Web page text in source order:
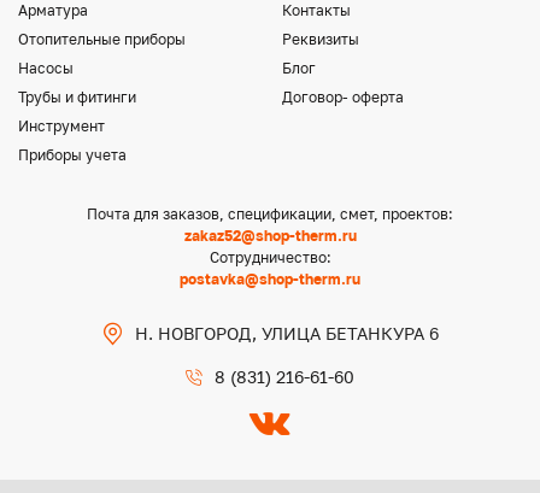
Арматура
Отопительные приборы
Насосы
Трубы и фитинги
Инструмент
Приборы учета
Контакты
Реквизиты
Блог
Договор- оферта
Почта для заказов, спецификации, смет, проектов:
zakaz52@shop-therm.ru
Сотрудничество:
postavka@shop-therm.ru
Н. НОВГОРОД, УЛИЦА БЕТАНКУРА 6
8 (831) 216-61-60